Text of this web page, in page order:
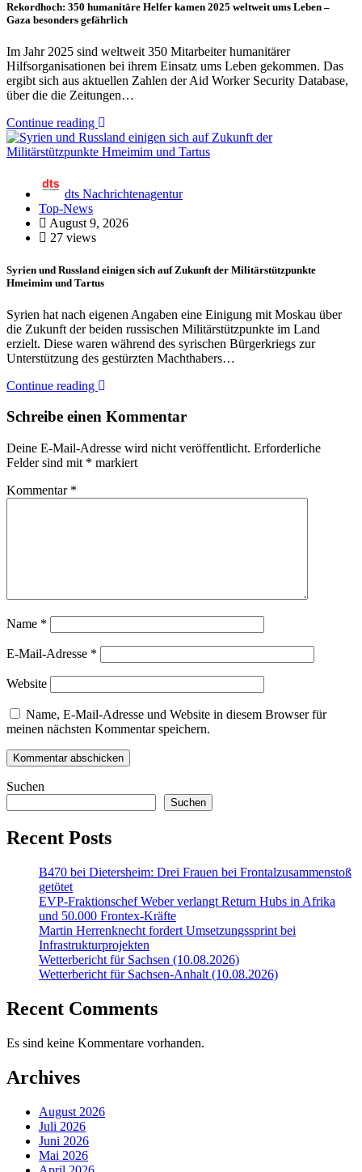
Rekordhoch: 350 humanitäre Helfer kamen 2025 weltweit ums Leben –
Gaza besonders gefährlich
Im Jahr 2025 sind weltweit 350 Mitarbeiter humanitärer
Hilfsorganisationen bei ihrem Einsatz ums Leben gekommen. Das
ergibt sich aus aktuellen Zahlen der Aid Worker Security Database,
über die die Zeitungen…
Continue reading
dts Nachrichtenagentur
Top-News
August 9, 2026
27 views
Syrien und Russland einigen sich auf Zukunft der Militärstützpunkte
Hmeimim und Tartus
Syrien hat nach eigenen Angaben eine Einigung mit Moskau über
die Zukunft der beiden russischen Militärstützpunkte im Land
erzielt. Diese waren während des syrischen Bürgerkriegs zur
Unterstützung des gestürzten Machthabers…
Continue reading
Schreibe einen Kommentar
Deine E-Mail-Adresse wird nicht veröffentlicht. Erforderliche
Felder sind mit * markiert
Kommentar *
Name *
E-Mail-Adresse *
Website
Name, E-Mail-Adresse und Website in diesem Browser für
meinen nächsten Kommentar speichern.
Suchen
Suchen
Recent Posts
B470 bei Dietersheim: Drei Frauen bei Frontalzusammenstoß
getötet
EVP-Fraktionschef Weber verlangt Return Hubs in Afrika
und 50.000 Frontex-Kräfte
Martin Herrenknecht fordert Umsetzungssprint bei
Infrastrukturprojekten
Wetterbericht für Sachsen (10.08.2026)
Wetterbericht für Sachsen-Anhalt (10.08.2026)
Recent Comments
Es sind keine Kommentare vorhanden.
Archives
August 2026
Juli 2026
Juni 2026
Mai 2026